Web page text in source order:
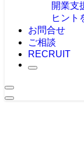
開業支
ヒント
お問合せ
ご相談
RECRUIT